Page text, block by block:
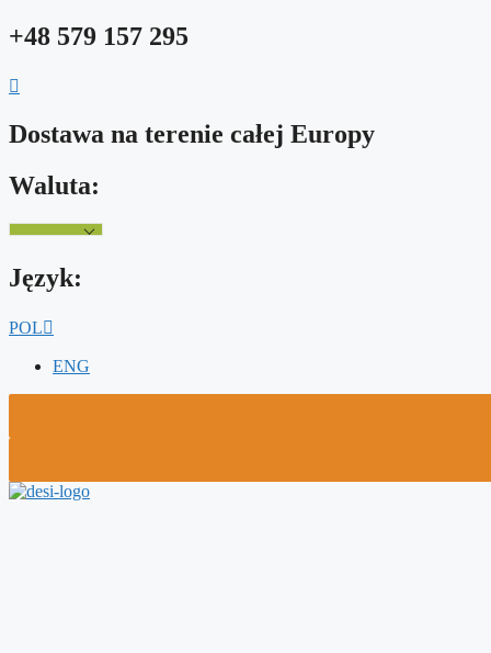
Przejdź
+48 579 157 295
Dostawa na terenie całej Europy
Waluta:
Język:
POL
ENG